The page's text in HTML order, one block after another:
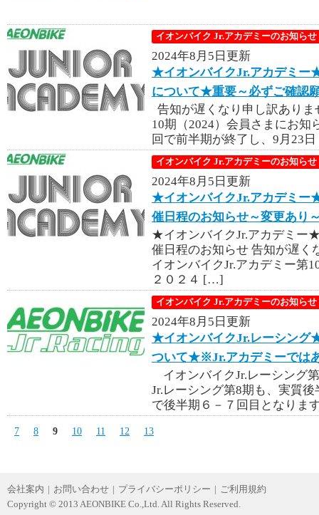
イオンバイク Jr.アカデミーのお知らせ
2024年8月5日更新
★イオンバイクJr.アカデミー
について★重要～必ずご確認
告知が遅くなり申し訳あり
10期（2024）会員さまにお
回で前半期が終了し、9月23
イオンバイク Jr.アカデミーのお知らせ
2024年8月5日更新
★イオンバイクJr.アカデミー
催日程のお知らせ～変更あり
★イオンバイクJr.アカデミー
催日程のお知らせ 告知が遅
イオンバイクJr.アカデミー第
２０２４ […]
イオンバイク Jr.アカデミーのお知らせ
2024年8月5日更新
★イオンバイクJr.レーシング
ついて★※Jr.アカデミーでは
イオンバイクJr.レーシング
Jr.レーシング第8期も、実質
で後半期６－７回目となりま
7 8 9 10 11 12 13
会社案内 | お問い合わせ | プライバシーポリシー | ご利用規約
Copyright © 2013 AEONBIKE Co.,Ltd. All Rights Reserved.